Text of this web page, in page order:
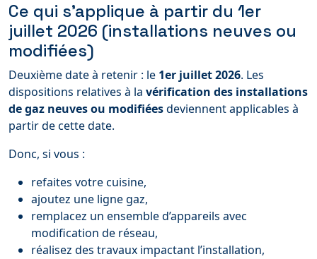
Ce qui s’applique à partir du 1er
juillet 2026 (installations neuves ou
modifiées)
Deuxième date à retenir : le 1er juillet 2026. Les
dispositions relatives à la vérification des installations
de gaz neuves ou modifiéesdeviennent applicables à
partir de cette date.
Donc, si vous :
refaites votre cuisine,
ajoutez une ligne gaz,
remplacez un ensemble d’appareils avec
modification de réseau,
réalisez des travaux impactant l’installation,